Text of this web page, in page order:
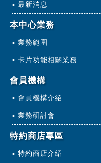
最新消息
本中心業務
業務範圍
卡片功能相關業務
會員機構
會員機構介紹
業務研討會
特約商店專區
特約商店介紹